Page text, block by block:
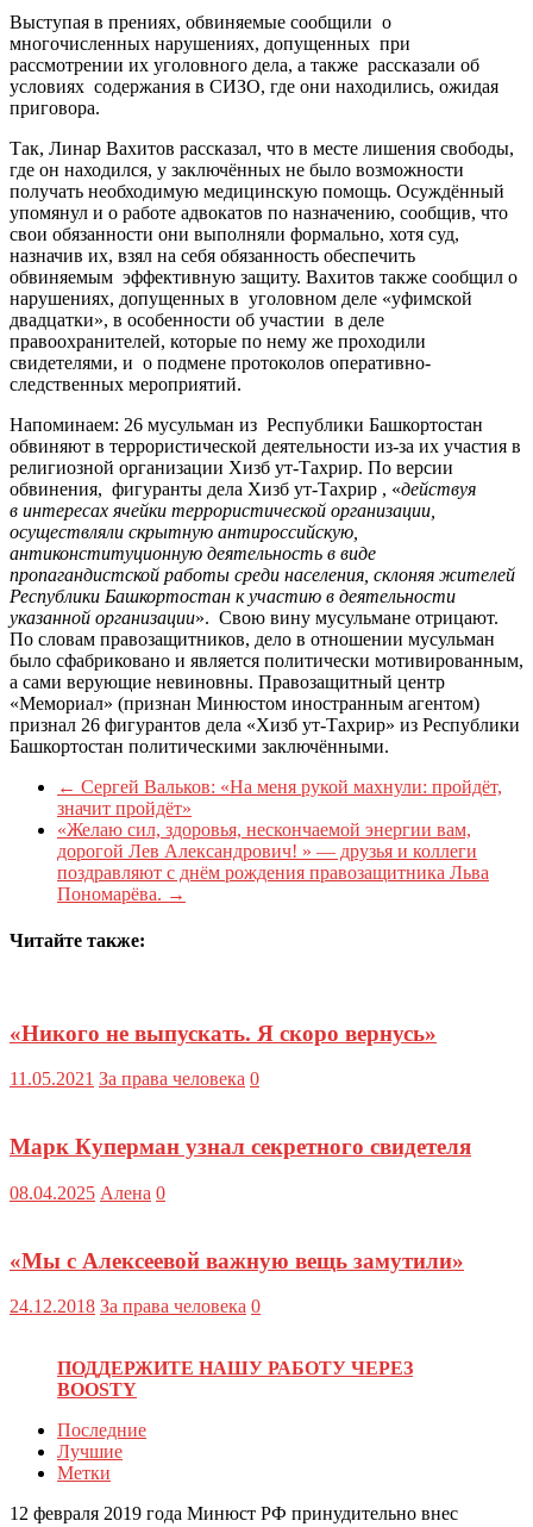
Выступая в прениях, обвиняемые сообщили о
многочисленных нарушениях, допущенных при
рассмотрении их уголовного дела, а также рассказали об
условиях содержания в СИЗО, где они находились, ожидая
приговора.
Так, Линар Вахитов рассказал, что в месте лишения свободы,
где он находился, у заключённых не было возможности
получать необходимую медицинскую помощь. Осуждённый
упомянул и о работе адвокатов по назначению, сообщив, что
свои обязанности они выполняли формально, хотя суд,
назначив их, взял на себя обязанность обеспечить
обвиняемым эффективную защиту. Вахитов также сообщил о
нарушениях, допущенных в уголовном деле «уфимской
двадцатки», в особенности об участии в деле
правоохранителей, которые по нему же проходили
свидетелями, и о подмене протоколов оперативно-
следственных мероприятий.
Напоминаем: 26 мусульман из Республики Башкортостан
обвиняют в террористической деятельности из-за их участия в
религиозной организации Хизб ут-Тахрир. По версии
обвинения, фигуранты дела Хизб ут-Тахрир , «действуя
в интересах ячейки террористической организации,
осуществляли скрытную антироссийскую,
антиконституционную деятельность в виде
пропагандистской работы среди населения, склоняя жителей
Республики Башкортостан к участию в деятельности
указанной организации». Свою вину мусульмане отрицают.
По словам правозащитников, дело в отношении мусульман
было сфабриковано и является политически мотивированным,
а сами верующие невиновны. Правозащитный центр
«Мемориал» (признан Минюстом иностранным агентом)
признал 26 фигурантов дела «Хизб ут-Тахрир» из Республики
Башкортостан политическими заключёнными.
← Сергей Вальков: «На меня рукой махнули: пройдёт,
значит пройдёт»
«Желаю сил, здоровья, нескончаемой энергии вам,
дорогой Лев Александрович! » — друзья и коллеги
поздравляют с днём рождения правозащитника Льва
Пономарёва. →
Читайте также:
«Никого не выпускать. Я скоро вернусь»
11.05.2021 За права человека 0
Марк Куперман узнал секретного свидетеля
08.04.2025 Алена 0
«Мы с Алексеевой важную вещь замутили»
24.12.2018 За права человека 0
ПОДДЕРЖИТЕ НАШУ РАБОТУ ЧЕРЕЗ
BOOSTY
Последние
Лучшие
Метки
12 февраля 2019 года Минюст РФ принудительно внес